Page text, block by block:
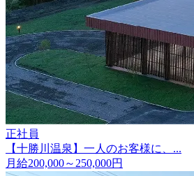
正社員
【十勝川温泉】一人のお客様に、...
月給200,000～250,000円